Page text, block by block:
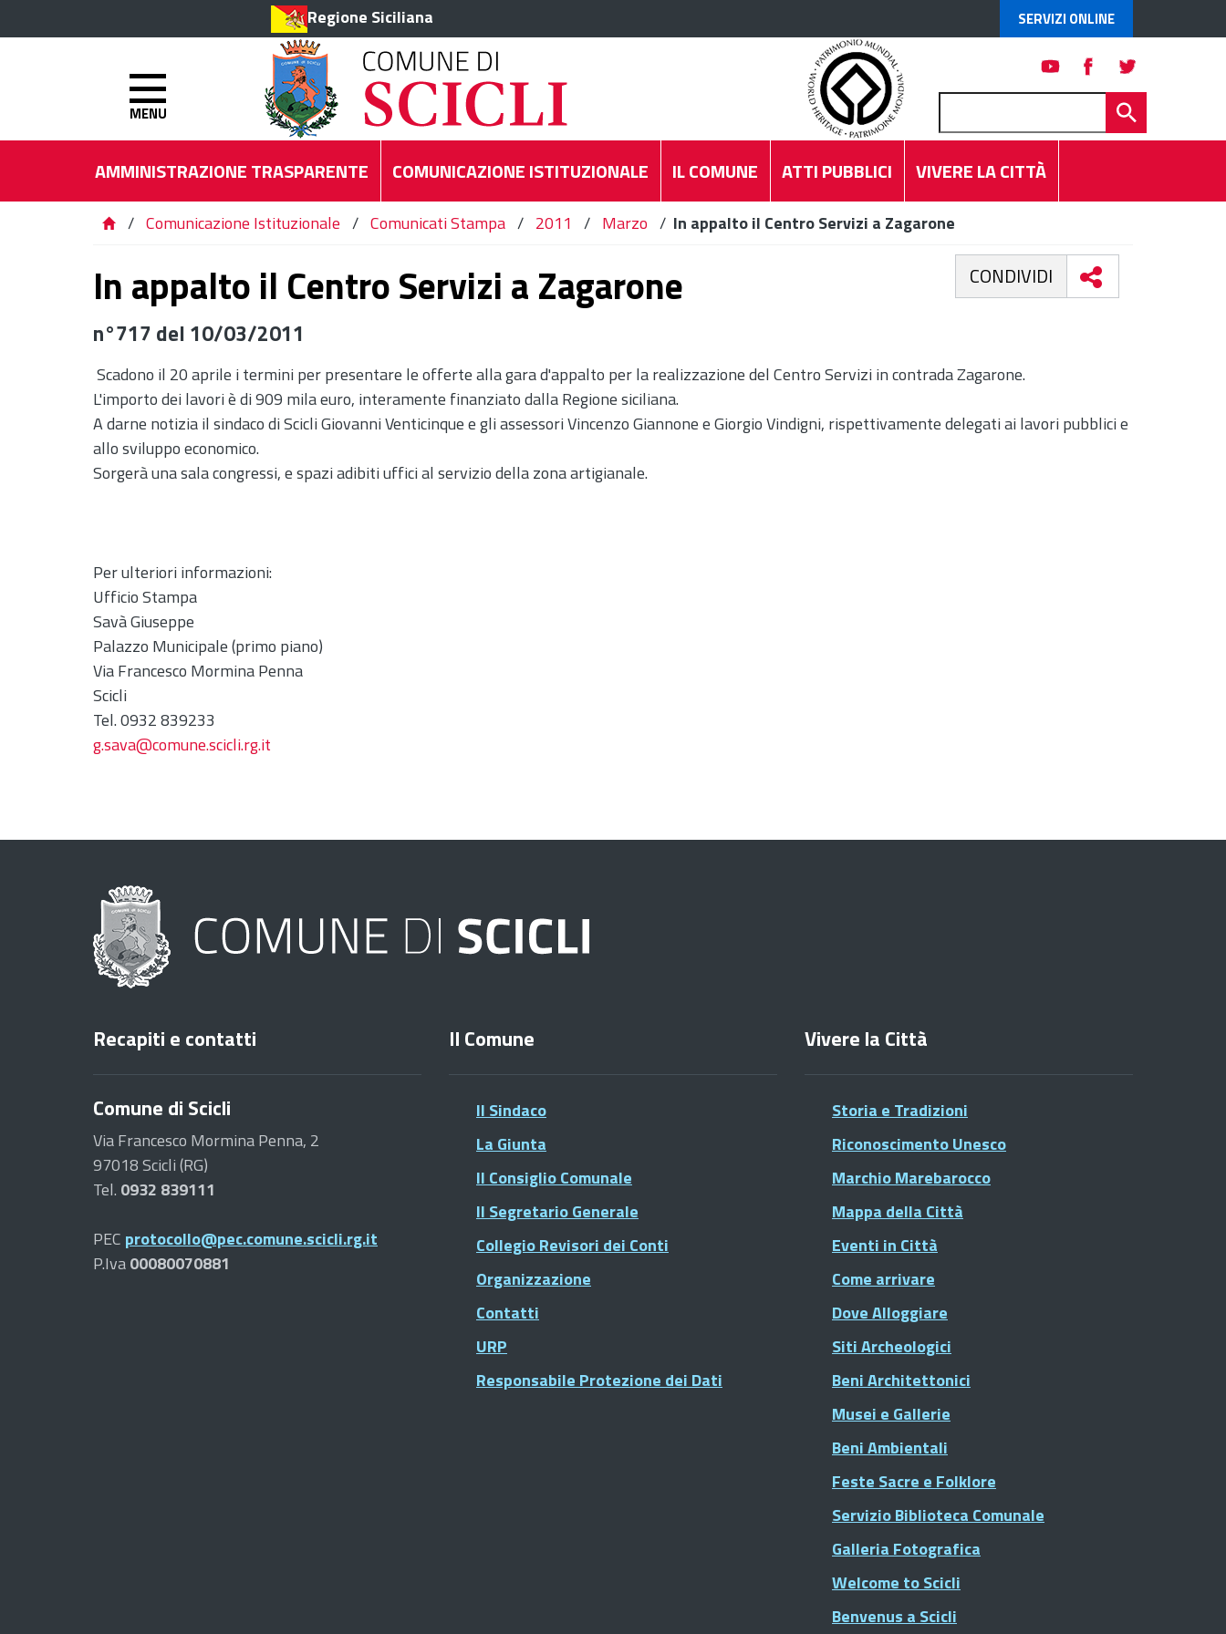
Regione Siciliana SERVIZI ONLINE
MENU
AMMINISTRAZIONE TRASPARENTE COMUNICAZIONE ISTITUZIONALE IL COMUNE ATTI PUBBLICI VIVERE LA CITTÀ
/ Comunicazione Istituzionale / Comunicati Stampa / 2011 / Marzo / In appalto il Centro Servizi a Zagarone
CONDIVIDI
In appalto il Centro Servizi a Zagarone
n°717 del 10/03/2011
Scadono il 20 aprile i termini per presentare le offerte alla gara d'appalto per la realizzazione del Centro Servizi in contrada Zagarone.
L'importo dei lavori è di 909 mila euro, interamente finanziato dalla Regione siciliana.
A darne notizia il sindaco di Scicli Giovanni Venticinque e gli assessori Vincenzo Giannone e Giorgio Vindigni, rispettivamente delegati ai lavori pubblici e
allo sviluppo economico.
Sorgerà una sala congressi, e spazi adibiti uffici al servizio della zona artigianale.
Per ulteriori informazioni:
Ufficio Stampa
Savà Giuseppe
Palazzo Municipale (primo piano)
Via Francesco Mormina Penna
Scicli
Tel. 0932 839233
g.sava@comune.scicli.rg.it
Recapiti e contatti
Comune di Scicli
Via Francesco Mormina Penna, 2
97018 Scicli (RG)
Tel. 0932 839111
PEC protocollo@pec.comune.scicli.rg.it
P.Iva00080070881
Il Comune
Il Sindaco
La Giunta
Il Consiglio Comunale
Il Segretario Generale
Collegio Revisori dei Conti
Organizzazione
Contatti
URP
Responsabile Protezione dei Dati
Vivere la Città
Storia e Tradizioni
Riconoscimento Unesco
Marchio Marebarocco
Mappa della Città
Eventi in Città
Come arrivare
Dove Alloggiare
Siti Archeologici
Beni Architettonici
Musei e Gallerie
Beni Ambientali
Feste Sacre e Folklore
Servizio Biblioteca Comunale
Galleria Fotografica
Welcome to Scicli
Benvenus a Scicli